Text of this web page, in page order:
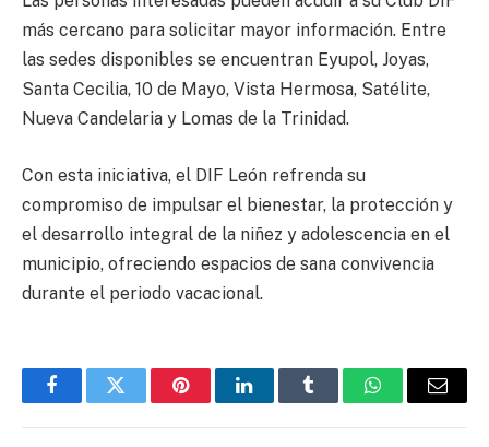
más cercano para solicitar mayor información. Entre
las sedes disponibles se encuentran Eyupol, Joyas,
Santa Cecilia, 10 de Mayo, Vista Hermosa, Satélite,
Nueva Candelaria y Lomas de la Trinidad.
Con esta iniciativa, el DIF León refrenda su
compromiso de impulsar el bienestar, la protección y
el desarrollo integral de la niñez y adolescencia en el
municipio, ofreciendo espacios de sana convivencia
durante el periodo vacacional.
FacebookTwitter PinterestLinkedInTumblr WhatsAppEmail